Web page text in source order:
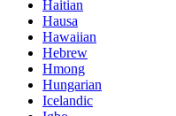
Haitian
Hausa
Hawaiian
Hebrew
Hmong
Hungarian
Icelandic